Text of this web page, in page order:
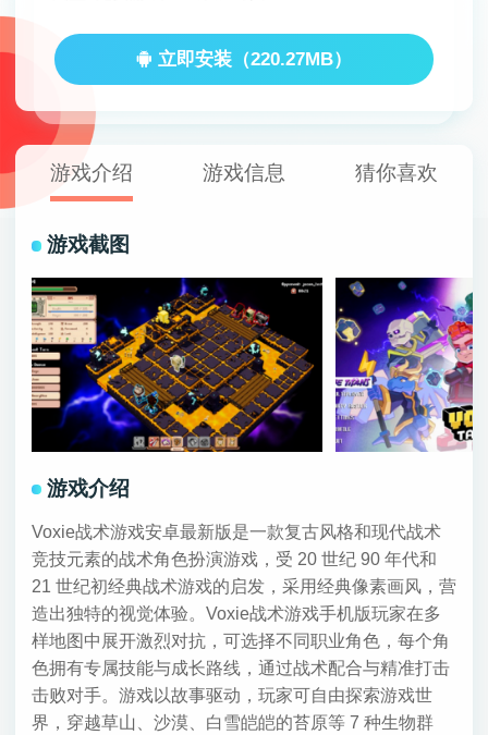
立即安装（220.27MB）
游戏介绍 游戏信息 猜你喜欢
游戏截图
游戏介绍
Voxie战术游戏安卓最新版是一款复古风格和现代战术
竞技元素的战术角色扮演游戏，受 20 世纪 90 年代和
21 世纪初经典战术游戏的启发，采用经典像素画风，营
造出独特的视觉体验。Voxie战术游戏手机版玩家在多
样地图中展开激烈对抗，可选择不同职业角色，每个角
色拥有专属技能与成长路线，通过战术配合与精准打击
击败对手。游戏以故事驱动，玩家可自由探索游戏世
界，穿越草山、沙漠、白雪皑皑的苔原等 7 种生物群